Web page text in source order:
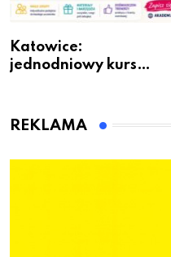
Katowice:
jednodniowy kurs
dzieci
REKLAMA